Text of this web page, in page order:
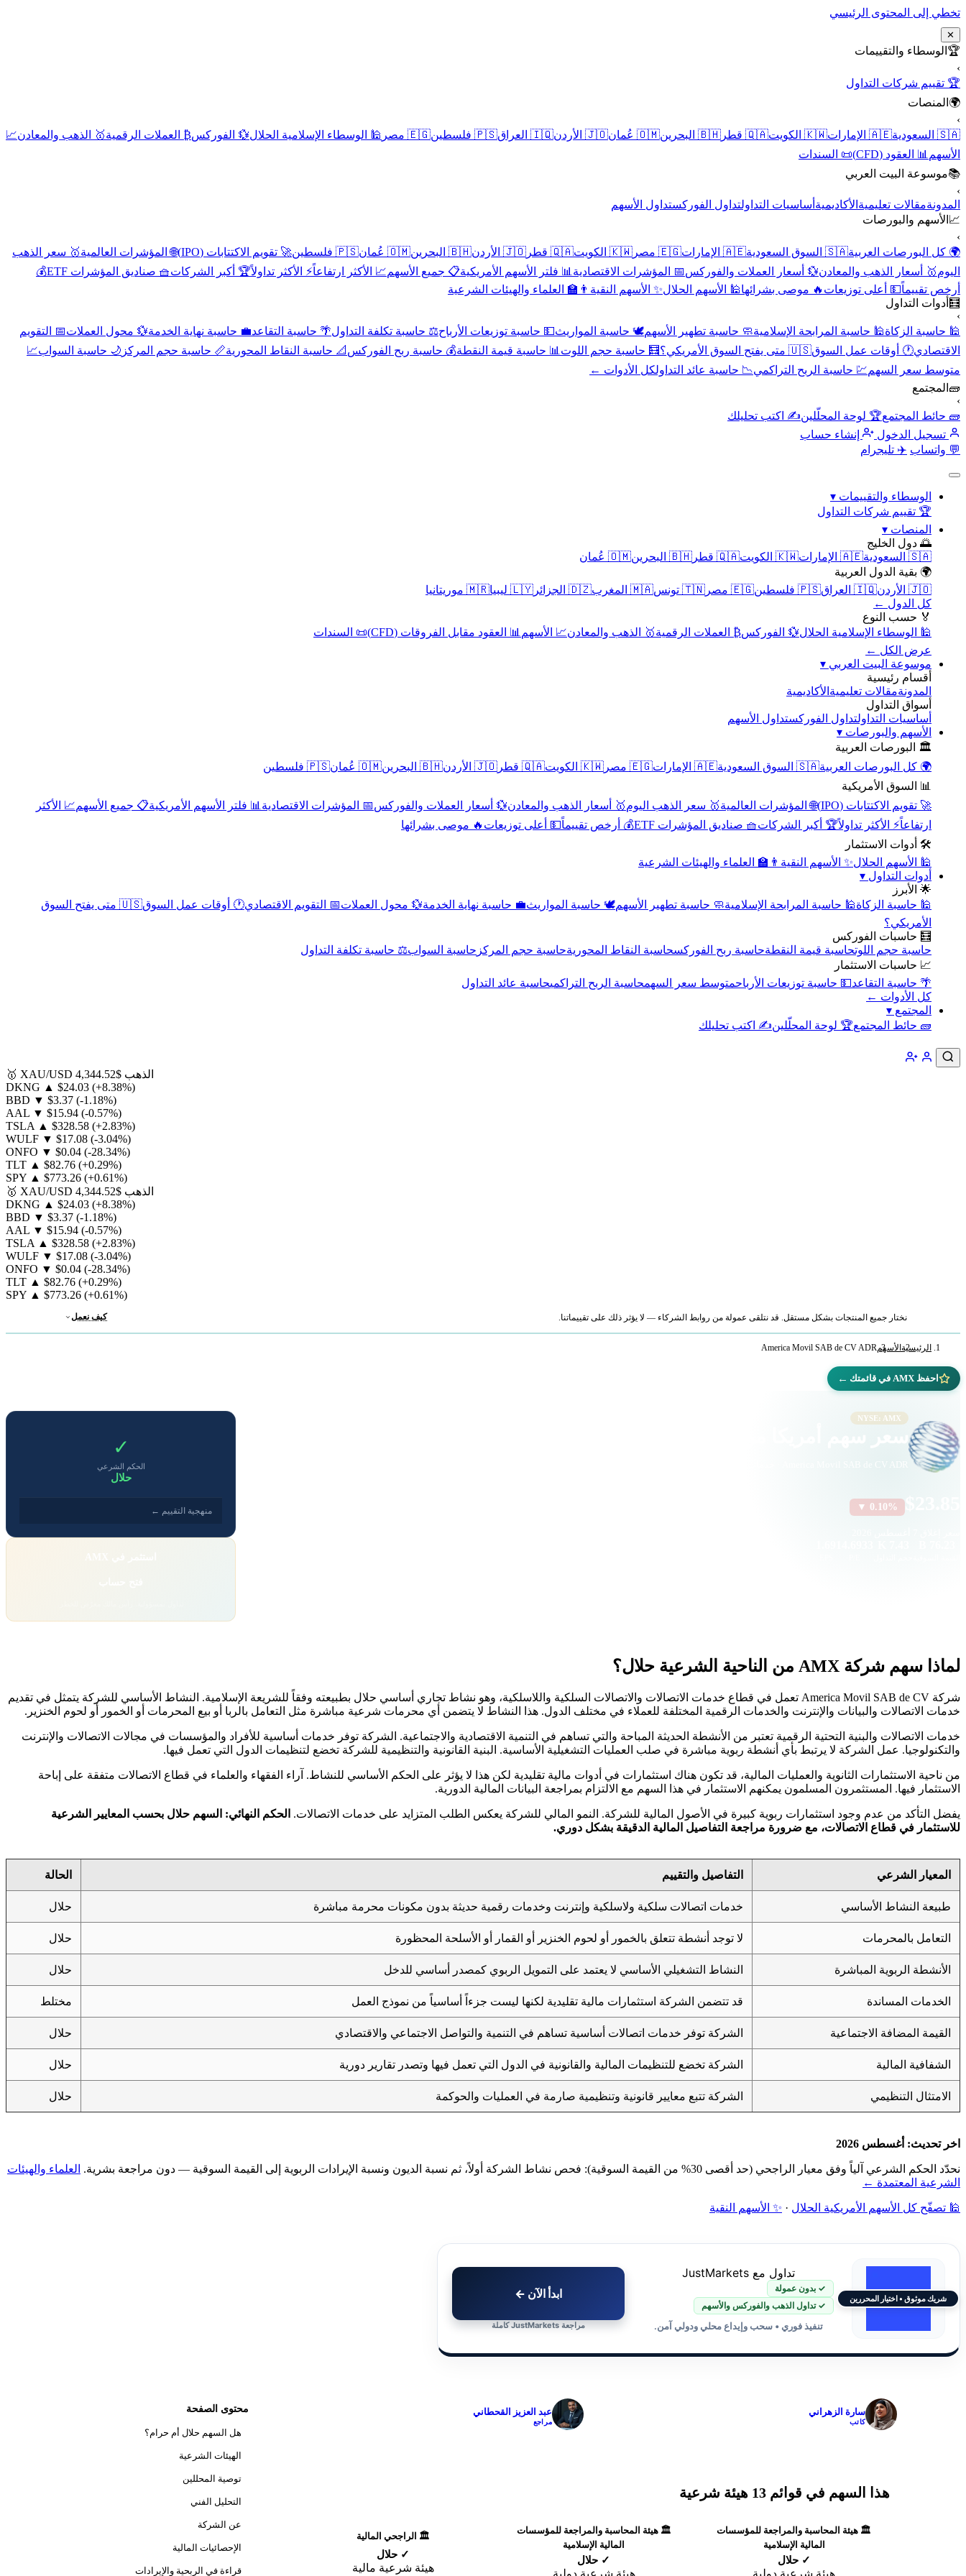
تخطي إلى المحتوى الرئيسي
✕
🏆 الوسطاء والتقييمات
›
🏆 تقييم شركات التداول
🌍 المنصات
›
🇸🇦 السعودية
🇦🇪 الإمارات 🇰🇼 الكويت 🇶🇦 قطر 🇧🇭 البحرين 🇴🇲 عُمان 🇯🇴 الأردن 🇮🇶 العراق 🇵🇸 فلسطين 🇪🇬 مصر 🕌 الوسطاء الإسلامية الحلال💱 الفوركس₿ العملات الرقمية🥇 الذهب والمعادن📈
الأسهم 📊 العقود (CFD)
📜 السندات
📚موسوعة البيت العربي
›
المدونةمقالات تعليمية الأكاديمية أساسيات التداولتداول الفوركستداول الأسهم
📈 الأسهم والبورصات
›
🌍 كل البورصات العربية🇸🇦 السوق السعودية 🇦🇪 الإمارات 🇪🇬 مصر 🇰🇼 الكويت 🇶🇦 قطر 🇯🇴 الأردن 🇧🇭 البحرين 🇴🇲 عُمان 🇵🇸 فلسطين 🚀 تقويم الاكتتابات (IPO) 🌐 المؤشرات العالمية🥇 سعر الذهب
اليوم🥇 أسعار الذهب والمعادن💱 أسعار العملات والفوركس📅 المؤشرات الاقتصادية 📊 فلتر الأسهم الأمريكية📋 جميع الأسهم📈 الأكثر ارتفاعاً⚡ الأكثر تداولاً🏆 أكبر الشركات🧺 صناديق المؤشرات ETF
💰
أرخص تقييماً💵 أعلى توزيعات 🔥 موصى بشرائها🕌 الأسهم الحلال✨ الأسهم النقية 👨‍🏫 العلماء والهيئات الشرعية
🧮 أدوات التداول
›
🕌 حاسبة الزكاة🕌 حاسبة المرابحة الإسلامية🧼 حاسبة تطهير الأسهم🕊️ حاسبة المواريث💵 حاسبة توزيعات الأرباح⚖️ حاسبة تكلفة التداول🌴 حاسبة التقاعد💼 حاسبة نهاية الخدمة💱 محول العملات📅 التقويم
الاقتصادي🕐 أوقات عمل السوق🇺🇸 متى يفتح السوق الأمريكي؟ 🧮 حاسبة حجم اللوت 📊 حاسبة قيمة النقطة💰 حاسبة ربح الفوركس 📐 حاسبة النقاط المحورية📏 حاسبة حجم المركز 🌙 حاسبة السواب📈
متوسط سعر السهم💹 حاسبة الربح التراكمي📉 حاسبة عائد التداولكل الأدوات ←
🧱 المجتمع
›
🧱 حائط المجتمع🏆 لوحة المحلّلين✍️ اكتب تحليلك
تسجيل الدخول
إنشاء حساب
💬 واتساب ✈️ تليجرام
الوسطاء والتقييمات ▾
🏆 تقييم شركات التداول
المنصات ▾
🌅 دول الخليج
🇸🇦 السعودية
🇦🇪 الإمارات 🇰🇼 الكويت 🇶🇦 قطر 🇧🇭 البحرين
🇴🇲 عُمان
🌍 بقية الدول العربية
🇯🇴 الأردن
🇮🇶 العراق 🇵🇸 فلسطين 🇪🇬 مصر 🇹🇳 تونس 🇲🇦 المغرب 🇩🇿 الجزائر 🇱🇾 ليبيا
🇲🇷 موريتانيا
كل الدول ←
🏅 حسب النوع
🕌 الوسطاء الإسلامية الحلال💱 الفوركس₿ العملات الرقمية🥇 الذهب والمعادن📈 الأسهم 📊 العقود مقابل الفروقات (CFD)
📜 السندات
عرض الكل ←
موسوعة البيت العربي ▾
أقسام رئيسية
المدونةمقالات تعليمية الأكاديمية
أسواق التداول
أساسيات التداولتداول الفوركستداول الأسهم
الأسهم والبورصات ▾
🏛️ البورصات العربية
🌍 كل البورصات العربية🇸🇦 السوق السعودية 🇦🇪 الإمارات 🇪🇬 مصر 🇰🇼 الكويت 🇶🇦 قطر 🇯🇴 الأردن 🇧🇭 البحرين 🇴🇲 عُمان
🇵🇸 فلسطين
📊 السوق الأمريكية
🚀 تقويم الاكتتابات (IPO)
🌐 المؤشرات العالمية🥇 سعر الذهب اليوم🥇 أسعار الذهب والمعادن💱 أسعار العملات والفوركس📅 المؤشرات الاقتصادية 📊 فلتر الأسهم الأمريكية📋 جميع الأسهم📈 الأكثر
ارتفاعاً⚡ الأكثر تداولاً🏆 أكبر الشركات🧺 صناديق المؤشرات ETF 💰 أرخص تقييماً💵 أعلى توزيعات 🔥 موصى بشرائها
🛠️ أدوات الاستثمار
🕌 الأسهم الحلال✨ الأسهم النقية 👨‍🏫 العلماء والهيئات الشرعية
أدوات التداول ▾
🌟 الأبرز
🕌 حاسبة الزكاة🕌 حاسبة المرابحة الإسلامية🧼 حاسبة تطهير الأسهم🕊️ حاسبة المواريث💼 حاسبة نهاية الخدمة💱 محول العملات📅 التقويم الاقتصادي🕐 أوقات عمل السوق
🇺🇸 متى يفتح السوق
الأمريكي؟
🧮 حاسبات الفوركس
حاسبة حجم اللوتحاسبة قيمة النقطةحاسبة ربح الفوركسحاسبة النقاط المحوريةحاسبة حجم المركز حاسبة السواب⚖️ حاسبة تكلفة التداول
📈 حاسبات الاستثمار
🌴 حاسبة التقاعد💵 حاسبة توزيعات الأرباحمتوسط سعر السهمحاسبة الربح التراكميحاسبة عائد التداول
كل الأدوات ←
المجتمع ▾
🧱 حائط المجتمع🏆 لوحة المحلّلين✍️ اكتب تحليلك
🥇 XAU/USD الذهب $4,344.52
DKNG ▲ $24.03 (+8.38%)
BBD ▼ $3.37 (-1.18%)
AAL ▼ $15.94 (-0.57%)
TSLA ▲ $328.58 (+2.83%)
WULF ▼ $17.08 (-3.04%)
ONFO ▼ $0.04 (-28.34%)
TLT ▲ $82.76 (+0.29%)
SPY ▲ $773.26 (+0.61%)
🥇 XAU/USD الذهب $4,344.52
DKNG ▲ $24.03 (+8.38%)
BBD ▼ $3.37 (-1.18%)
AAL ▼ $15.94 (-0.57%)
TSLA ▲ $328.58 (+2.83%)
WULF ▼ $17.08 (-3.04%)
ONFO ▼ $0.04 (-28.34%)
TLT ▲ $82.76 (+0.29%)
SPY ▲ $773.26 (+0.61%)
نختار جميع المنتجات بشكل مستقل. قد نتلقى عمولة من روابط الشركاء — لا يؤثر ذلك على تقييماتنا. كيف نعمل
الرئيسية الأسهمAmerica Movil SAB de CV ADR
احفظ AMX في قائمتك ←
NYSE: AMX
America Movil SAB de CV ADR · خدمات الاتصالات · بورصة نيويورك
▼ 0.10%
✓
الحكم الشرعي
حلال
منهجية التقييم ←
لماذا سهم شركة AMX من الناحية الشرعية حلال؟
شركة America Movil SAB de CV تعمل في قطاع خدمات الاتصالات والاتصالات السلكية واللاسلكية، وهو نشاط تجاري أساسي حلال بطبيعته وفقاً للشريعة الإسلامية. النشاط الأساسي للشركة يتمثل في تقديم
خدمات الاتصالات والبيانات والإنترنت والخدمات الرقمية المختلفة للعملاء في مختلف الدول. هذا النشاط لا يتضمن أي محرمات شرعية مباشرة مثل التعامل بالربا أو بيع المحرمات أو الخمور أو لحوم الخنزير.
خدمات الاتصالات والبنية التحتية الرقمية تعتبر من الأنشطة الحديثة المباحة والتي تساهم في التنمية الاقتصادية والاجتماعية. الشركة توفر خدمات أساسية للأفراد والمؤسسات في مجالات الاتصالات والإنترنت
والتكنولوجيا. عمل الشركة لا يرتبط بأي أنشطة ربوية مباشرة في صلب العمليات التشغيلية الأساسية. البنية القانونية والتنظيمية للشركة تخضع لتنظيمات الدول التي تعمل فيها.
من ناحية الاستثمارات الثانوية والعمليات المالية، قد تكون هناك استثمارات في أدوات مالية تقليدية لكن هذا لا يؤثر على الحكم الأساسي للنشاط. آراء الفقهاء والعلماء في قطاع الاتصالات متفقة على إباحة
الاستثمار فيها. المستثمرون المسلمون يمكنهم الاستثمار في هذا السهم مع الالتزام بمراجعة البيانات المالية الدورية.
يفضل التأكد من عدم وجود استثمارات ربوية كبيرة في الأصول المالية للشركة. النمو المالي للشركة يعكس الطلب المتزايد على خدمات الاتصالات. الحكم النهائي: السهم حلال بحسب المعايير الشرعية
للاستثمار في قطاع الاتصالات، مع ضرورة مراجعة التفاصيل المالية الدقيقة بشكل دوري.
المعيار الشرعي التفاصيل والتقييم الحالة
طبيعة النشاط الأساسي خدمات اتصالات سلكية ولاسلكية وإنترنت وخدمات رقمية حديثة بدون مكونات محرمة مباشرة حلال
التعامل بالمحرمات لا توجد أنشطة تتعلق بالخمور أو لحوم الخنزير أو القمار أو الأسلحة المحظورة حلال
الأنشطة الربوية المباشرة النشاط التشغيلي الأساسي لا يعتمد على التمويل الربوي كمصدر أساسي للدخل حلال
الخدمات المساندة قد تتضمن الشركة استثمارات مالية تقليدية لكنها ليست جزءاً أساسياً من نموذج العمل مختلط
القيمة المضافة الاجتماعية الشركة توفر خدمات اتصالات أساسية تساهم في التنمية والتواصل الاجتماعي والاقتصادي حلال
الشفافية المالية الشركة تخضع للتنظيمات المالية والقانونية في الدول التي تعمل فيها وتصدر تقارير دورية حلال
الامتثال التنظيمي الشركة تتبع معايير قانونية وتنظيمية صارمة في العمليات والحوكمة حلال
اخر تحديث: أغسطس 2026
نحدّد الحكم الشرعي آلياً وفق معيار الراجحي (حد أقصى 30% من القيمة السوقية): فحص نشاط الشركة أولاً، ثم نسبة الديون ونسبة الإيرادات الربوية إلى القيمة السوقية — دون مراجعة بشرية.
العلماء والهيئات
الشرعية المعتمدة ←
🕌 تصفّح كل الأسهم الأمريكية الحلال · ✨ الأسهم النقية
شريك موثوق • اختيار المحررين
تداول مع JustMarkets
✓ بدون عمولة
✓ تداول الذهب والفوركس والأسهم
تنفيذ فوري • سحب وإيداع محلي ودولي آمن.
ابدأ الآن ←
مراجعة JustMarkets كاملة
محتوى الصفحة
هل السهم حلال أم حرام؟
الهيئات الشرعية
توصية المحللين
التحليل الفني
عن الشركة
الإحصائيات المالية
قراءة في الربحية والإيرادات
سارة الزهراني
كاتب
عبد العزيز القحطاني
مراجع
هذا السهم في قوائم 13 هيئة شرعية
🏛️ هيئة المحاسبة والمراجعة للمؤسسات
المالية الإسلامية
✓ حلال
هيئة شرعية دولية
🏛️ هيئة المحاسبة والمراجعة للمؤسسات
المالية الإسلامية
✓ حلال
هيئة شرعية دولية
🏛️ الراجحي المالية
✓ حلال
هيئة شرعية مالية